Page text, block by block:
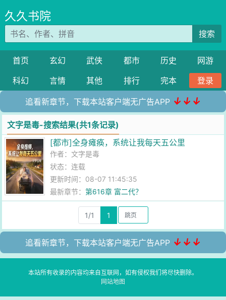
久久书院
搜索
首页 玄幻 武侠 都市 历史
网游
科幻
言情 其他 排行 完本 登录
追看新章节，下载本站客户端无广告APP ↓↓↓
文字是毒-搜索结果(共1条记录)
[都市]全身瘫痪，系统让我每天五公里
作者：文字是毒
状态：连载
更新时间：08-07 11:45:35
最新章节：第616章 富二代？
1/1 1
追看新章节，下载本站客户端无广告APP ↓↓↓
本站所有收录的内容均来自互联网，如有侵权我们将尽快删除。
网站地图